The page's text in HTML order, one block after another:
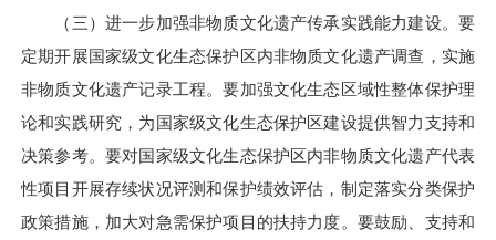
（三）进一步加强非物质文化遗产传承实践能力建设。要
定期开展国家级文化生态保护区内非物质文化遗产调查，实施
非物质文化遗产记录工程。要加强文化生态区域性整体保护理
论和实践研究，为国家级文化生态保护区建设提供智力支持和
决策参考。要对国家级文化生态保护区内非物质文化遗产代表
性项目开展存续状况评测和保护绩效评估，制定落实分类保护
政策措施，加大对急需保护项目的扶持力度。要鼓励、支持和